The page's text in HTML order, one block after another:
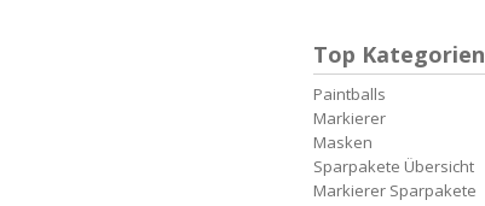
Top Kategorien
Paintballs
Markierer
Masken
Sparpakete Übersicht
Markierer Sparpakete